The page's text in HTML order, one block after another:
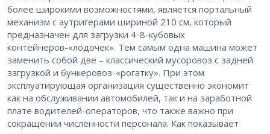
более широкими возможностями, является портальный
механизм с аутригерами шириной 210 см, который
предназначен для загрузки 4-8-кубовых
контейнеров-«лодочек». Тем самым одна машина может
заменить собой две – классический мусоровоз с задней
загрузкой и бункеровоз-«рогатку». При этом
эксплуатирующая организация существенно экономит
как на обслуживании автомобилей, так и на заработной
плате водителей-операторов, что также важно при
сокращении численности персонала. Как показывает